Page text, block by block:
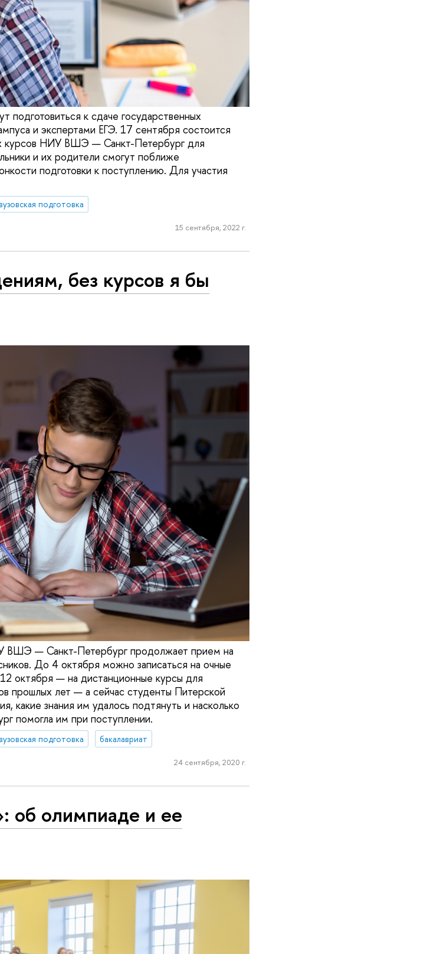
подготовиться к сдаче государственных
и экспертами ЕГЭ. 17 сентября состоится
курсов НИУ ВШЭ — Санкт-Петербург для
и их родители смогут поближе
подготовки к поступлению. Для участия
подготовка
15 сентября, 2022 г.
без курсов я бы
ВШЭ — Санкт-Петербург продолжает прием на
До 4 октября можно записаться на очные
октября — на дистанционные курсы для
прошлых лет — а сейчас студенты Питерской
какие знания им удалось подтянуть и насколько
помогла им при поступлении.
подготовка
бакалавриат
24 сентября, 2020 г.
об олимпиаде и ее